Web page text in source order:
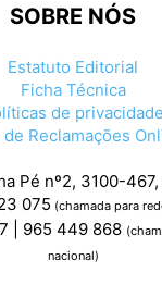
SOBRE NÓS
Estatuto Editorial
Ficha Técnica
de privacidade
de Reclamações
Pé nº2, 3100-
075 (chamada para
| 965 449 868
nacional)